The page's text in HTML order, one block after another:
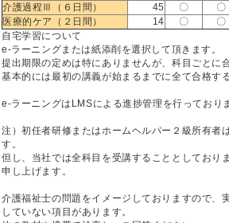
介護過程Ⅲ（６日間）
45 〇 〇
医療的ケア（２日間）
14 〇 〇
自宅学習について
e-ラーニングまたは紙添削を選択して頂きます。
提出期限の定めは特にありませんが、科目ごとに
基本的には最初の講義が始まるまでに全て合格す
e-ラーニングはLMSによる進捗管理を行っており
注）初任者研修またはホームヘルパー２級所有
す。
但し、当社では全科目を受講することとしており
申し上げます。
介護福祉士の問題をイメージしておりますので、
していない項目があります。